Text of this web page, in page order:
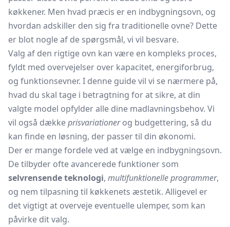
køkkener. Men hvad præcis er en indbygningsovn, og
hvordan adskiller den sig fra traditionelle ovne? Dette
er blot nogle af de spørgsmål, vi vil besvare.
Valg af den rigtige ovn kan være en kompleks proces,
fyldt med overvejelser over kapacitet, energiforbrug,
og funktionsevner. I denne guide vil vi se nærmere på,
hvad du skal tage i betragtning for at sikre, at din
valgte model opfylder alle dine madlavningsbehov. Vi
vil også dækkeprisvariationerog budgettering, så du
kan finde en løsning, der passer til din økonomi.
Der er mange fordele ved at vælge en indbygningsovn.
De tilbyder ofte avancerede funktioner som
selvrensende teknologi, multifunktionelle programmer,
og nem tilpasning til køkkenets æstetik. Alligevel er
det vigtigt at overveje eventuelle ulemper, som kan
påvirke dit valg.